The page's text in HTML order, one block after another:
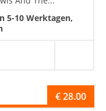
5-10 Werktagen,
€28.00